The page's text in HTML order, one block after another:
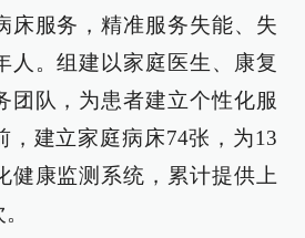
床服务，精准服务失能、失
人。组建以家庭医生、康复
团队，为患者建立个性化服
，建立家庭病床74张，为13
健康监测系统，累计提供上